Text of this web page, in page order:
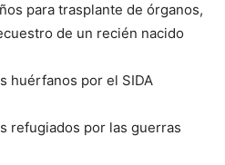
para trasplante de órganos,
de un recién nacido
huérfanos por el SIDA
refugiados por las guerras